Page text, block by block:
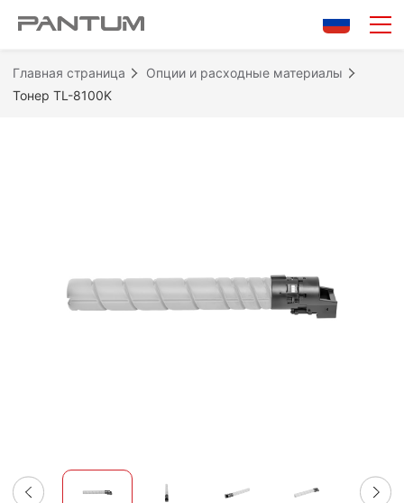
Главная страница
Опции и расходные материалы
Тонер TL-8100K